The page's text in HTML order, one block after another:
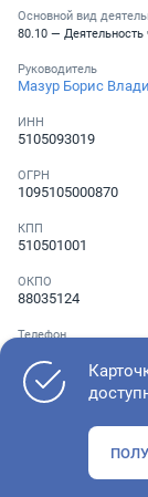
Основной вид
80.10 —
Руководитель
Мазур Борис
ИНН
5105093019
ОГРН
1095105000870
КПП
510501001
ОКПО
88035124
Телефон
Как оценить